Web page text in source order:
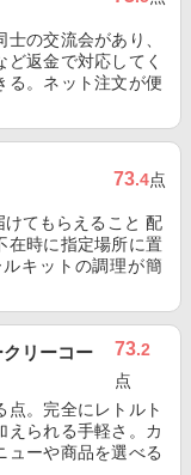
の交流会があり、
返金で対応してく
る。ネット注文が便
73.4点
てもらえること 配
在時に指定場所に置
キットの調理が簡
リーコー
73.2
点
点。完全にレトルト
えられる手軽さ。カ
ューや商品を選べる